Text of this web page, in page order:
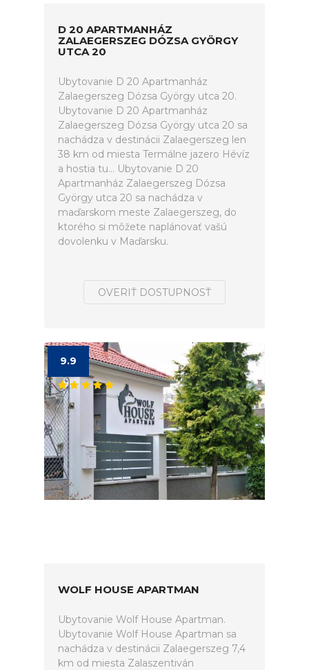
D 20 APARTMANHÁZ
ZALAEGERSZEG DÓZSA GYÖRGY
UTCA 20
Ubytovanie D 20 Apartmanház
Zalaegerszeg Dózsa György utca 20.
Ubytovanie D 20 Apartmanház
Zalaegerszeg Dózsa György utca 20 sa
nachádza v destinácii Zalaegerszeg len
38 km od miesta Termálne jazero Hévíz
a hostia tu... Ubytovanie D 20
Apartmanház Zalaegerszeg Dózsa
György utca 20 sa nachádza v
maďarskom meste Zalaegerszeg, do
ktorého si môžete naplánovať vašú
dovolenku v Maďarsku.
OVERIŤ DOSTUPNOSŤ
9.9
WOLF HOUSE APARTMAN
Ubytovanie Wolf House Apartman.
Ubytovanie Wolf House Apartman sa
nachádza v destinácii Zalaegerszeg 7,4
km od miesta Zalaszentiván